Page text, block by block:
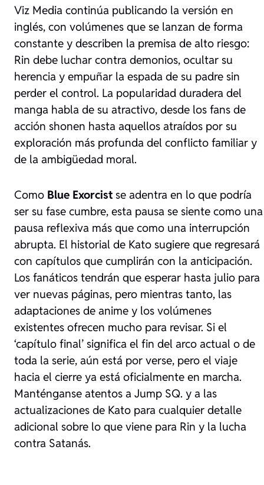
Viz Media continúa publicando la versión en
inglés, con volúmenes que se lanzan de forma
constante y describen la premisa de alto riesgo:
Rin debe luchar contra demonios, ocultar su
herencia y empuñar la espada de su padre sin
perder el control. La popularidad duradera del
manga habla de su atractivo, desde los fans de
acción shonen hasta aquellos atraídos por su
exploración más profunda del conflicto familiar y
de la ambigüedad moral.
Como Blue Exorcist se adentra en lo que podría
ser su fase cumbre, esta pausa se siente como una
pausa reflexiva más que como una interrupción
abrupta. El historial de Kato sugiere que regresará
con capítulos que cumplirán con la anticipación.
Los fanáticos tendrán que esperar hasta julio para
ver nuevas páginas, pero mientras tanto, las
adaptaciones de anime y los volúmenes
existentes ofrecen mucho para revisar. Si el
‘capítulo final’ significa el fin del arco actual o de
toda la serie, aún está por verse, pero el viaje
hacia el cierre ya está oficialmente en marcha.
Manténganse atentos a Jump SQ. y a las
actualizaciones de Kato para cualquier detalle
adicional sobre lo que viene para Rin y la lucha
contra Satanás.